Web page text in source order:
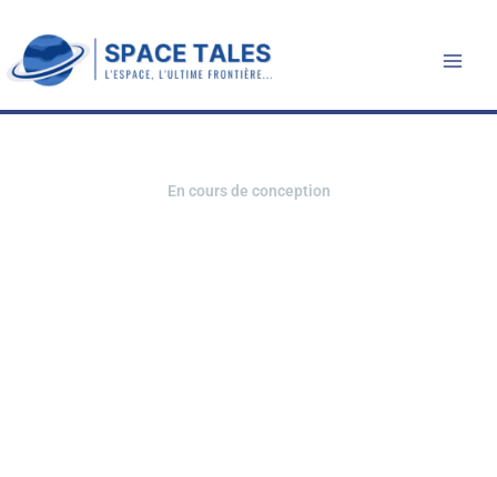
contenu
En cours de conception